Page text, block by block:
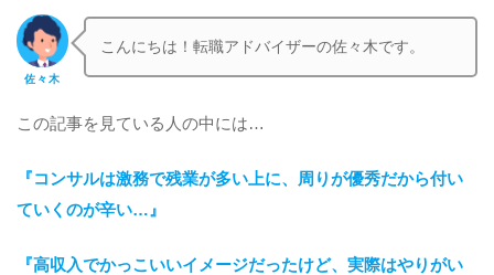
佐々木
こんにちは！転職アドバイザーの佐々木です。
この記事を見ている人の中には…
『コンサルは激務で残業が多い上に、周りが優秀だから付い
ていくのが辛い…』
『高収入でかっこいいイメージだったけど、実際はやりがい